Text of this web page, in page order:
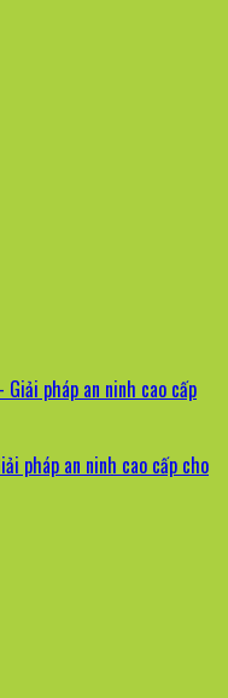
pháp an ninh cao cấp cho